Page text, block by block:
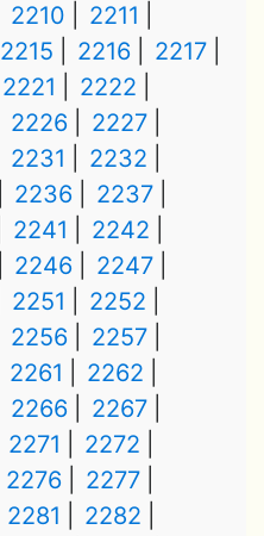
2210
2211
2215 2216
2217
2221
2222
2226
2227
2231
2232
2236
2237
2241
2242
2246
2247
2251
2252
2256
2257
2261
2262
2266
2267
2271
2272
2276
2277
2281
2282